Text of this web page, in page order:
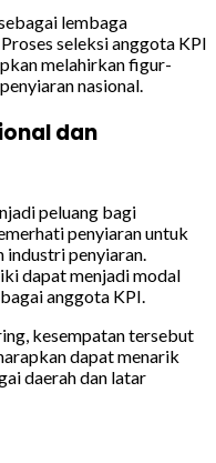
lembaga
seleksi anggota KPI
melahirkan figur-
nasional.
dan
peluang bagi
penyiaran untuk
industri penyiaran.
dapat menjadi modal
anggota KPI.
kesempatan tersebut
dapat menarik
daerah dan latar